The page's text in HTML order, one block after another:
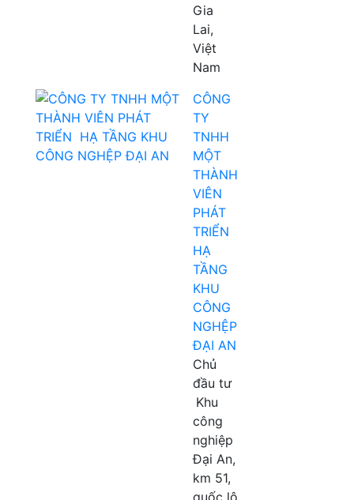
Gia
Lai,
Việt
Nam
CÔNG
TY
TNHH
MỘT
THÀNH
VIÊN
PHÁT
TRIỂN
HẠ
TẦNG
KHU
CÔNG
NGHỆP
ĐẠI AN
Chủ
đầu tư
Khu
công
nghiệp
Đại An,
km 51,
quốc lộ